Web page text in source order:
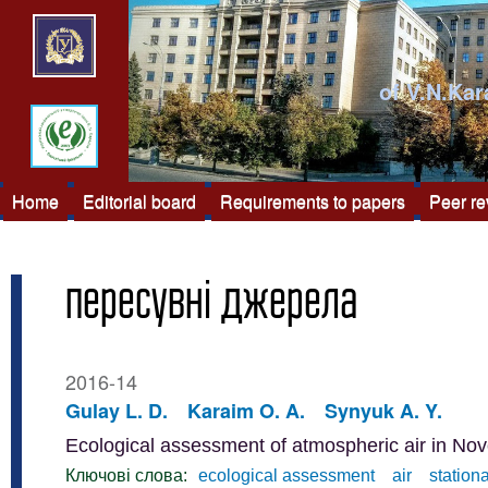
of
Home Editorial board Requirements to papers Peer
пересувні джерела
2016-14
Gulay L. D.
Karaim O. A. Synyuk A. Y.
Ecological assessment of atmospheric air in
Ключові слова: ecological assessment air